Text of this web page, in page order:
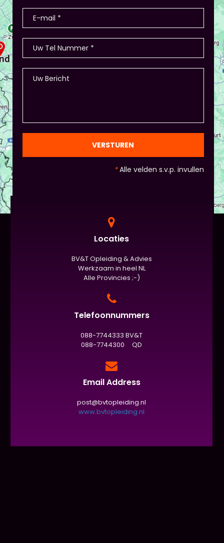
VERSTUREN
*Alle velden s.v.p. invullen
Locaties
BV&T Opleiding & Advies
Werkzaam in heel NL
Alle Provincies ;-)
Telefoonnummers
088-7744333 BV&T
088-7744300 QD
Email Address
post@bvtopleiding.nl
www.bvtopleiding.nl